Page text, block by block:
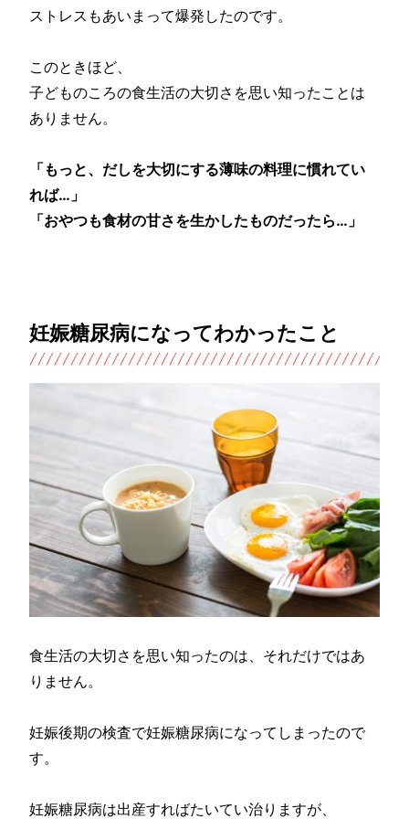
ストレスもあいまって爆発したのです。
このときほど、
子どものころの食生活の大切さを思い知ったことは
ありません。
「もっと、だしを大切にする薄味の料理に慣れてい
れば…」
「おやつも食材の甘さを生かしたものだったら…」
妊娠糖尿病になってわかったこと
食生活の大切さを思い知ったのは、それだけではあ
りません。
妊娠後期の検査で妊娠糖尿病になってしまったので
す。
妊娠糖尿病は出産すればたいてい治りますが、